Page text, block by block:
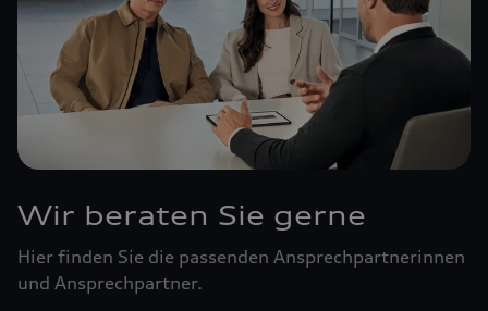
Wir beraten Sie gerne
Hier finden Sie die passenden Ansprechpartnerinnen
und Ansprechpartner.